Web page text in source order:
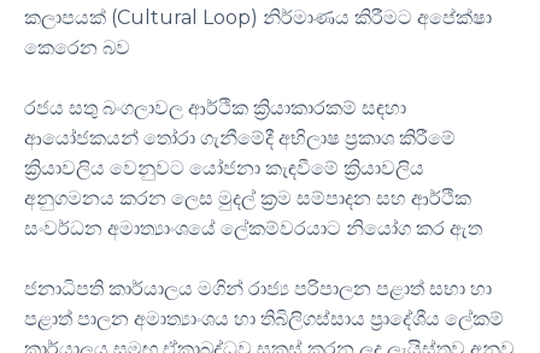
කලාපයක් (Cultural Loop) නිර්මාණය කිරීමට අපේක්ෂා
කෙරෙන බව
රජය සතු බංගලාවල ආර්ථික ක්‍රියාකාරකම් සඳහා
ආයෝජකයන් තෝරා ගැනීමේදී අභිලාෂ ප්‍රකාශ කිරීමේ
ක්‍රියාවලිය වෙනුවට යෝජනා කැඳවීමේ ක්‍රියාවලිය
අනුගමනය කරන ලෙස මුදල් ක්‍රම සම්පාදන සහ ආර්ථික
සංවර්ධන අමාත්‍යාංශයේ ලේකම්වරයාට නියෝග කර ඇත
ජනාධිපති කාර්යාලය මගින් රාජ්‍ය පරිපාලන පළාත් සභා හා
පළාත් පාලන අමාත්‍යාංශය හා තිබිලිගස්සාය ප්‍රාදේශීය ලේකම්
කාර්යාලය සමඟ ඒකාබද්ධව සකස් කරන ලද ලැයිස්තුව අනුව